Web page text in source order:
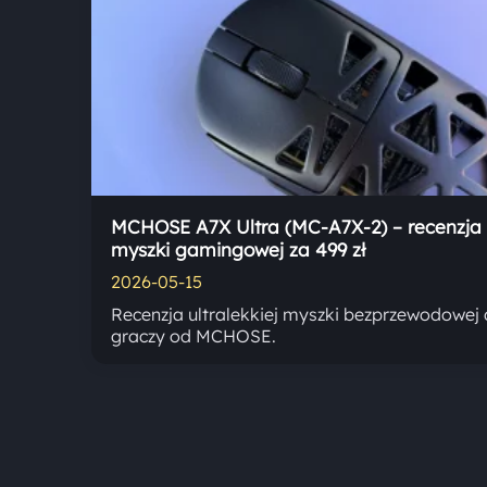
MCHOSE A7X Ultra (MC-A7X-2) – recenzja
myszki gamingowej za 499 zł
2026-05-15
Recenzja ultralekkiej myszki bezprzewodowej
graczy od MCHOSE.